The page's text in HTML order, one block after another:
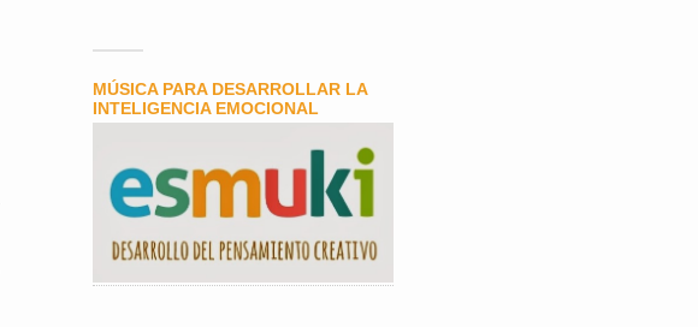
MÚSICA PARA DESARROLLAR LA
INTELIGENCIA EMOCIONAL